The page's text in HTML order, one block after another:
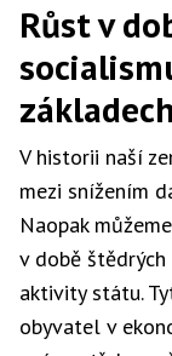
Růst v
základech
V historii naší
mezi snížením
Naopak
v době
aktivity státu.
obyvatel v